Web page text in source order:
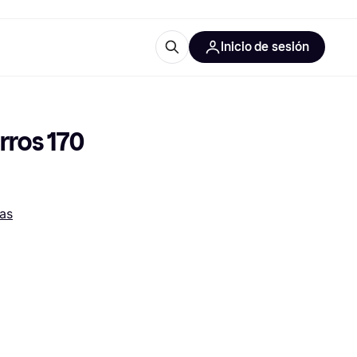
Inicio de sesión
170